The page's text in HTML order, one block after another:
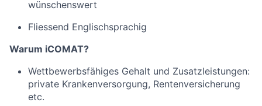
wünschenswert
Fliessend Englischsprachig
Warum iCOMAT?
Wettbewerbsfähiges Gehalt und Zusatzleistungen:
private Krankenversorgung, Rentenversicherung
etc.